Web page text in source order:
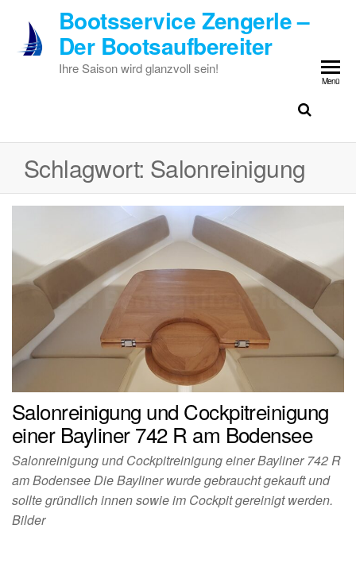
Inhalt
springen
Bootsservice Zengerle –
Der Bootsaufbereiter
Ihre Saison wird glanzvoll sein!
Menü
Schlagwort: Salonreinigung
Salonreinigung und Cockpitreinigung
einer Bayliner 742 R am Bodensee
Salonreinigung und Cockpitreinigung einer Bayliner 742 R
am Bodensee Die Bayliner wurde gebraucht gekauft und
sollte gründlich innen sowie im Cockpit gereinigt werden.
Bilder